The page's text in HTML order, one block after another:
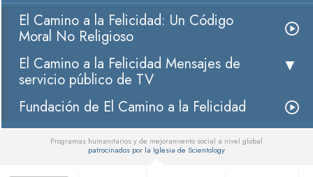
El Camino a la Felicidad: Un Código
Moral No Religioso
El Camino a la Felicidad Mensajes de
servicio público de TV
Fundación de El Camino a la Felicidad
Programas humanitarios y de mejoramiento social a nivel global
patrocinados por la Iglesia de Scientology